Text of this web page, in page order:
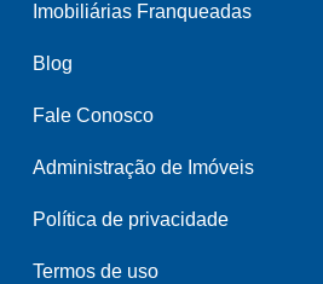
Imobiliárias Franqueadas
Blog
Fale Conosco
Administração de Imóveis
Política de privacidade
Termos de uso